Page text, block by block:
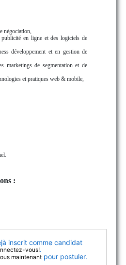
négociation,
en ligne et des logiciels de
développement et en gestion de
marketings de segmentation et de
et pratiques web & mobile,
:
inscrit comme candidat
vous!.
maintenant pour postuler.